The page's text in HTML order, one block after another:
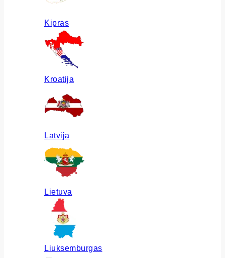
Kipras
Kroatija
Latvija
Lietuva
Liuksemburgas